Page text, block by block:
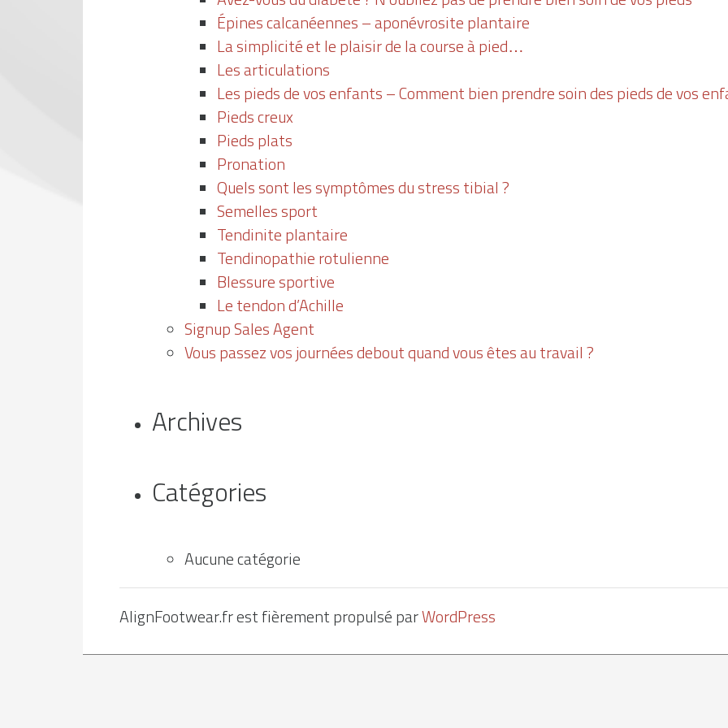
Épines calcanéennes – aponévrosite plantaire
La simplicité et le plaisir de la course à pied…
Les articulations
Les pieds de vos enfants – Comment bien prendre soin des pieds de vos
Pieds creux
Pieds plats
Pronation
Quels sont les symptômes du stress tibial ?
Semelles sport
Tendinite plantaire
Tendinopathie rotulienne
Blessure sportive
Le tendon d’Achille
Signup Sales Agent
Vous passez vos journées debout quand vous êtes au travail ?
Archives
Catégories
Aucune catégorie
AlignFootwear.fr est fièrement propulsé parWordPress